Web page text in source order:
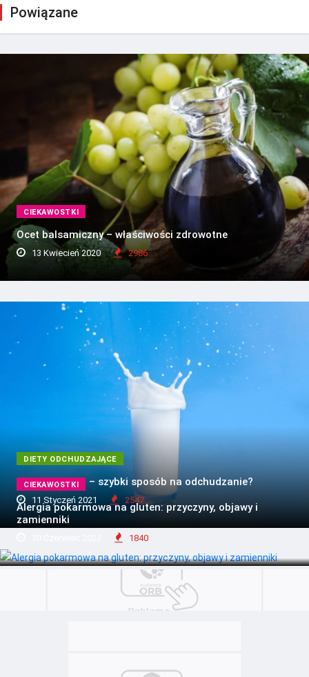
Powiązane
CIEKAWOSTKI
Ocet balsamiczny – właściwości zdrowotne
13 Kwiecień 2020 2986
DIETY ODCHUDZAJĄCE
Dieta mleczna – szybki sposób na odchudzanie?
11 Styczeń 2021 2547
CIEKAWOSTKI
Alergia pokarmowa na gluten: przyczyny, objawy i
zamienniki
1840